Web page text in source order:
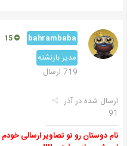
bahrambaba
مدیر بازنشته
719 ارسال
ارسال شده درآذر
91
نام دوستان رو تو تصاویر ارسالی